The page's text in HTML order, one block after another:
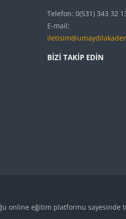
Telefon: 0(531) 343 32
E-mail:
BIZI TAKIP EDIN
online eğitim platformu sayesinde